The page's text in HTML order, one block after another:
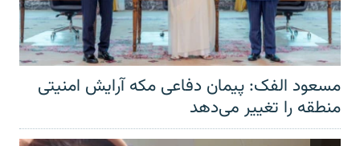
مسعود الفک: پیمان دفاعی مکه آرایش امنیتی
منطقه را تغییر می‌دهد